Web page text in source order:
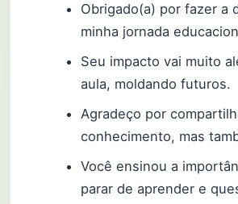
Obrigado(a) por fazer a
minha jornada
Seu impacto vai muito
aula, moldando futuros.
Agradeço por
conhecimento, mas
Você ensinou a
parar de aprender e